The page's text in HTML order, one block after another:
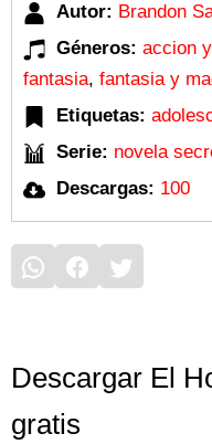
Autor: Brandon
Géneros: accion
fantasia, fantasia y
Etiquetas:
Serie: novela
Descargas: 100
Descargar El
gratis